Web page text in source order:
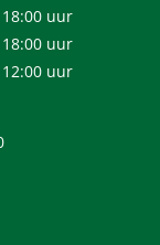
uur
uur
uur